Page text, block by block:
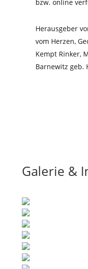
bzw. online
Herausgeber
vom Herzen,
Kempt Rinker,
Barnewitz geb.
Galerie &